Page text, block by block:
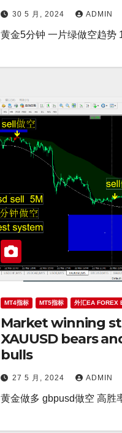
30 5 月, 2024 ADMIN
黄金5分钟 一片绿做空趋势
MT4指标 MT5指标 外汇EA FOREX
Market winning
XAUUSD bears
bulls
27 5 月, 2024 ADMIN
黄金做多 gbpusd做空 高胜